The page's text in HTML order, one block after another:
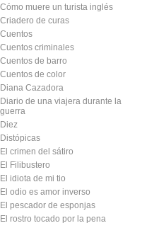
Cómo muere un turista inglés
Criadero de curas
Cuentos
Cuentos criminales
Cuentos de barro
Cuentos de color
Diana Cazadora
Diario de una viajera durante la
guerra
Diez
Distópicas
El crimen del sátiro
El Filibustero
El idiota de mi tio
El odio es amor inverso
El pescador de esponjas
El rostro tocado por la pena